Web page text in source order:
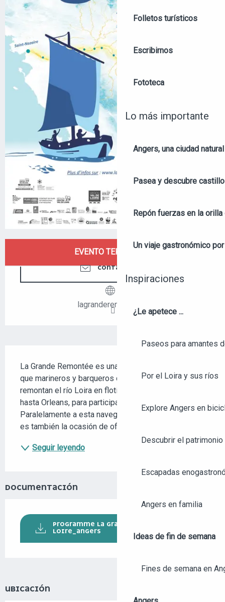
Folletos turísticos
Escribirnos
Fototeca
Lo más importante
Angers, una ciudad natural
Pasea y descubre
Repón fuerzas en la orilla
Un viaje gastronómico
Inspiraciones
¿Le apetece ...
Paseos para amantes
Por el Loira y sus ríos
Explore Angers en
Descubrir el
Escapadas
Angers en familia
Ideas de fin de semana
Fines de semana en
HORARIOS Y DATOS DE CONTACTO
EVENTO TERMINADO
CONTÁCTENOS
lagranderemontee.fr
La Grande Remontée es una aventura fluvial en la
que marineros y barqueros de la región del Loira
remontan el río Loira en flotilla, desde St Nazaire
hasta Orleans, para participar en el Festival de Loira.
Paralelamente a esta navegación, el acontecimiento
es también la ocasión de ofrecer 20...
Seguir leyendo
DOCUMENTACIÓN
PROGRAMME LA GRANDE REMONTÉE DE
LOIRE_ANGERS
UBICACIÓN